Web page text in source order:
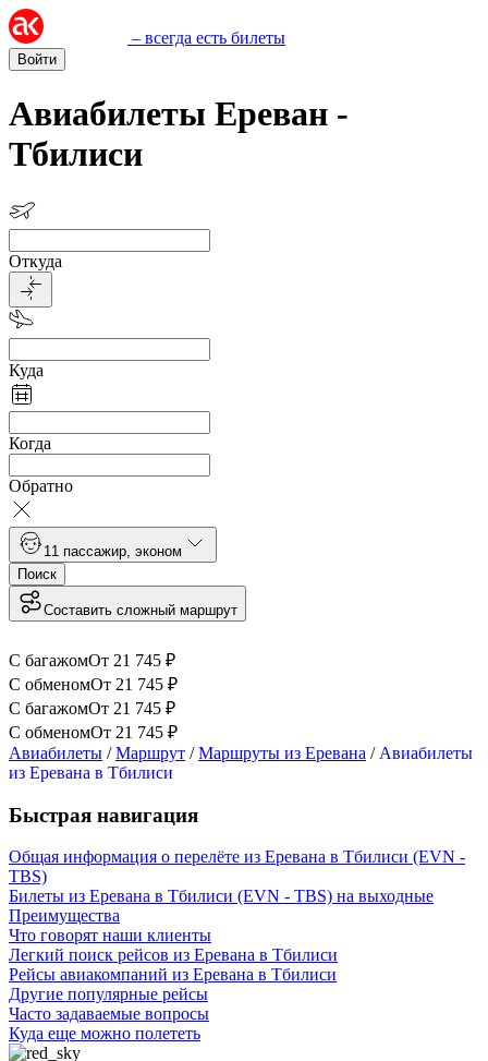
– всегда есть билеты
Войти
Авиабилеты Ереван -
Тбилиси
Откуда
Куда
Когда
Обратно
1 1 пассажир эконом
Поиск
Составить сложный маршрут
С багажомОт 21 745 ₽
С обменомОт 21 745 ₽
С багажомОт 21 745 ₽
С обменомОт 21 745 ₽
Авиабилеты /Маршрут /Маршруты из Еревана / Авиабилеты
из Еревана в Тбилиси
Быстрая навигация
Общая информация о перелёте из Еревана в Тбилиси (EVN -
TBS)
Билеты из Еревана в Тбилиси (EVN - TBS) на выходные
Преимущества
Что говорят наши клиенты
Легкий поиск рейсов из Еревана в Тбилиси
Рейсы авиакомпаний из Еревана в Тбилиси
Другие популярные рейсы
Часто задаваемые вопросы
Куда еще можно полететь